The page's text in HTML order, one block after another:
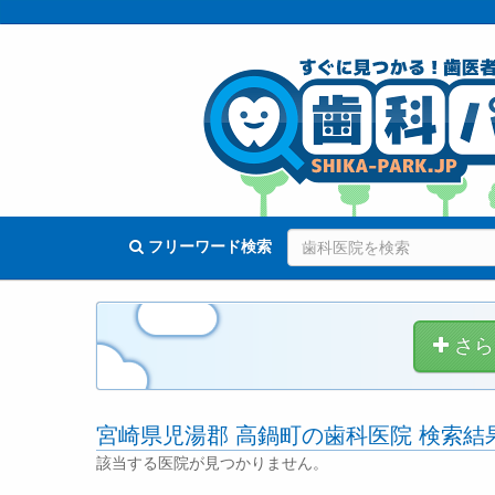
フリーワード検索
さら
宮崎県児湯郡 高鍋町の歯科医院 検索結
該当する医院が見つかりません。